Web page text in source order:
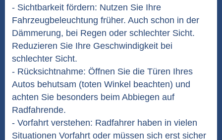
- Sichtbarkeit fördern: Nutzen Sie Ihre
Fahrzeugbeleuchtung früher. Auch schon in der
Dämmerung, bei Regen oder schlechter Sicht.
Reduzieren Sie Ihre Geschwindigkeit bei
schlechter Sicht.
- Rücksichtnahme: Öffnen Sie die Türen Ihres
Autos behutsam (toten Winkel beachten) und
achten Sie besonders beim Abbiegen auf
Radfahrende.
- Vorfahrt verstehen: Radfahrer haben in vielen
Situationen Vorfahrt oder müssen sich erst sicher